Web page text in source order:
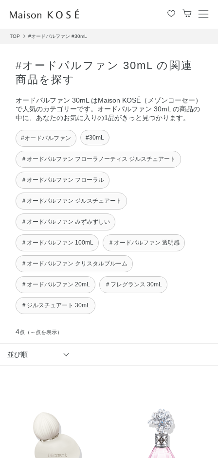
メ
TOP #オードパルファン #30mL
#オードパルファン 30mL の関連
商品を探す
オードパルファン 30mL はMaison KOSÉ（メゾンコーセー）
で人気のカテゴリーです。オードパルファン 30mL の商品の
中に、あなたのお気に入りの1品がきっと見つかります。
#オードパルファン #30mL
＃オードパルファン フローラノーティス ジルスチュアート
＃オードパルファン フローラル
＃オードパルファン ジルスチュアート
＃オードパルファン みずみずしい
＃オードパルファン 100mL ＃オードパルファン 透明感
＃オードパルファン クリスタルブルーム
＃オードパルファン 20mL ＃フレグランス 30mL
＃ジルスチュアート 30mL
4点 （～点を表示）
並び順